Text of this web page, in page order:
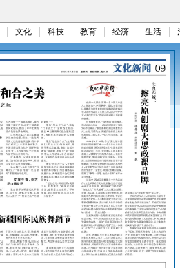
文化 科技 教育 经济 生活